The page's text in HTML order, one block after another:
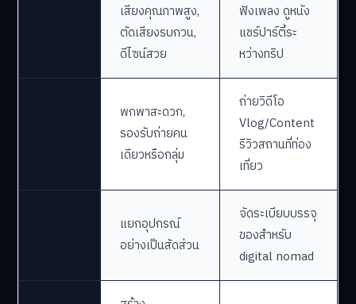
เสียงคุณภาพสูง,
ตัดเสียงรบกวน,
ดีไซน์สวย
ฟังเพลง ดูหนัง
แชร์ปาร์ตี้ระ
หว่างทริป
พกพาสะดวก,
รองรับถ่ายคน
เดียวหรือกลุ่ม
ถ่ายวิดีโอ
Vlog/Content
รีวิวสถานที่ท่อง
เที่ยว
แยกอุปกรณ์
อย่างเป็นสัดส่วน
จัดระเบียบบรรจุ
ของสำหรับ
digital nomad